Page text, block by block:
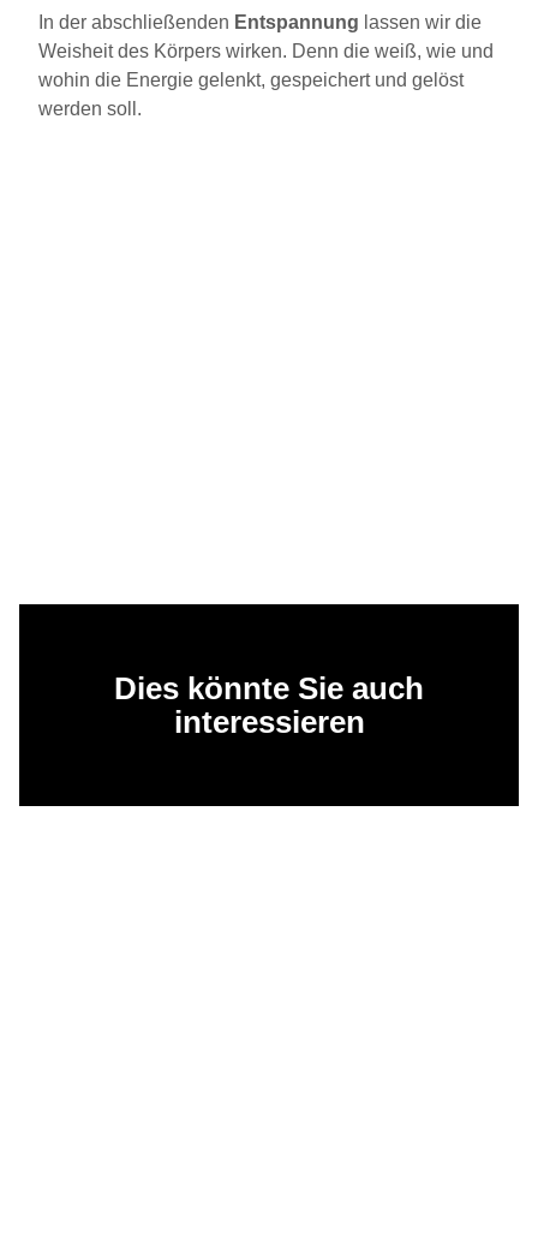
In der abschließenden Entspannung lassen wir die
Weisheit des Körpers wirken. Denn die weiß, wie und
wohin die Energie gelenkt, gespeichert und gelöst
werden soll.
Dies könnte Sie auch
interessieren